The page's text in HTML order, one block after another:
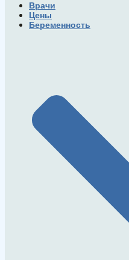
Врачи
Цены
Беременность